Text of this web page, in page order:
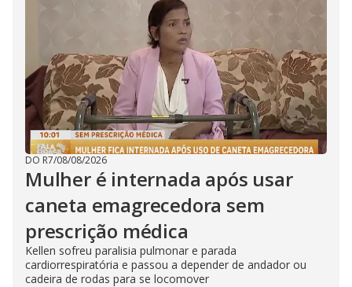
DO R7/08/08/2026
Mulher é internada após usar
caneta emagrecedora sem
prescrição médica
Kellen sofreu paralisia pulmonar e parada
cardiorrespiratória e passou a depender de andador ou
cadeira de rodas para se locomover